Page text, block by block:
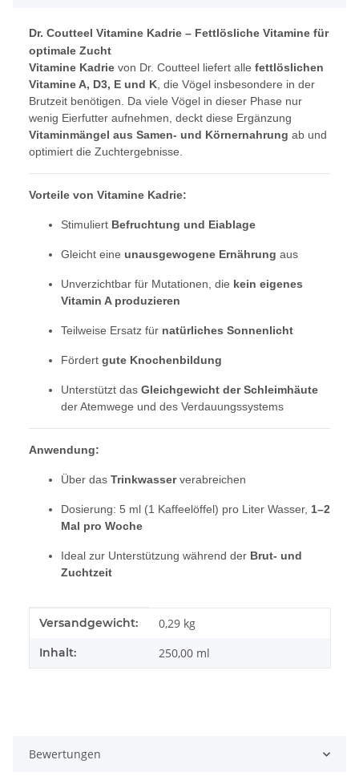
Dr. Coutteel Vitamine Kadrie – Fettlösliche Vitamine für
optimale Zucht
Vitamine Kadrie von Dr. Coutteel liefert alle fettlöslichen
Vitamine A, D3, E und K , die Vögel insbesondere in der
Brutzeit benötigen. Da viele Vögel in dieser Phase nur
wenig Eierfutter aufnehmen, deckt diese Ergänzung
Vitaminmängel aus Samen- und Körnernahrung ab und
optimiert die Zuchtergebnisse.
Vorteile von Vitamine Kadrie:
Stimuliert Befruchtung und Eiablage
Gleicht eine unausgewogene Ernährung aus
Unverzichtbar für Mutationen, die kein eigenes
Vitamin A produzieren
Teilweise Ersatz für natürliches Sonnenlicht
Fördert gute Knochenbildung
Unterstützt das Gleichgewicht der Schleimhäute
der Atemwege und des Verdauungssystems
Anwendung:
Über das Trinkwasserverabreichen
Dosierung: 5 ml (1 Kaffeelöffel) pro Liter Wasser, 1–2
Mal pro Woche
Ideal zur Unterstützung während der Brut- und
Zuchtzeit
Produkteigenschaft
Wert
Versandgewicht: 0,29 kg
Inhalt: 250,00 ml
Bewertungen